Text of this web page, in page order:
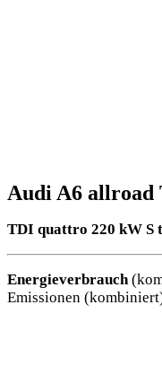
Audi A6 allroad
TDI quattro 220 kW S
Energieverbrauch
Emissionen